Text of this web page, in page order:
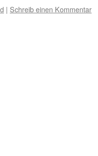
| Schreib einen Kommentar